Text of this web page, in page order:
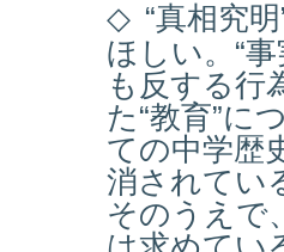
◇ “真相究
ほしい。“
も反する行
た“教育”に
ての中学歴
消されてい
そのうえで